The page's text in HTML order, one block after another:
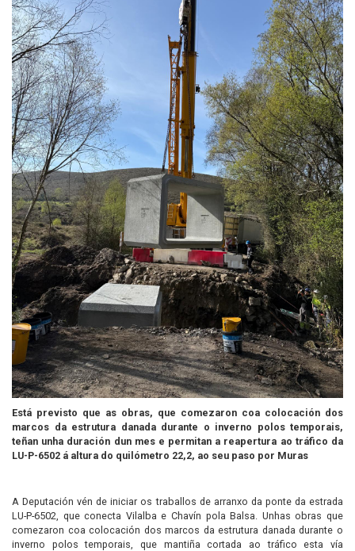
Está previsto que as obras, que comezaron coa colocación dos
marcos da estrutura danada durante o inverno polos temporais,
teñan unha duración dun mes e permitan a reapertura ao tráfico da
LU-P-6502 á altura do quilómetro 22,2, ao seu paso por Muras
A Deputación vén de iniciar os traballos de arranxo da ponte da estrada
LU-P-6502, que conecta Vilalba e Chavín pola Balsa. Unhas obras que
comezaron coa colocación dos marcos da estrutura danada durante o
inverno polos temporais, que mantiña cortada ao tráfico esta vía